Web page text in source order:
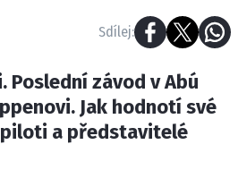
ÚDAJE / COOKIES
serveru F1NEWS.cz je
s.r.o., IČ: 118 23 054
Sdílej:
Poslední závod v Abú
Jak hodnotí své
a představitelé